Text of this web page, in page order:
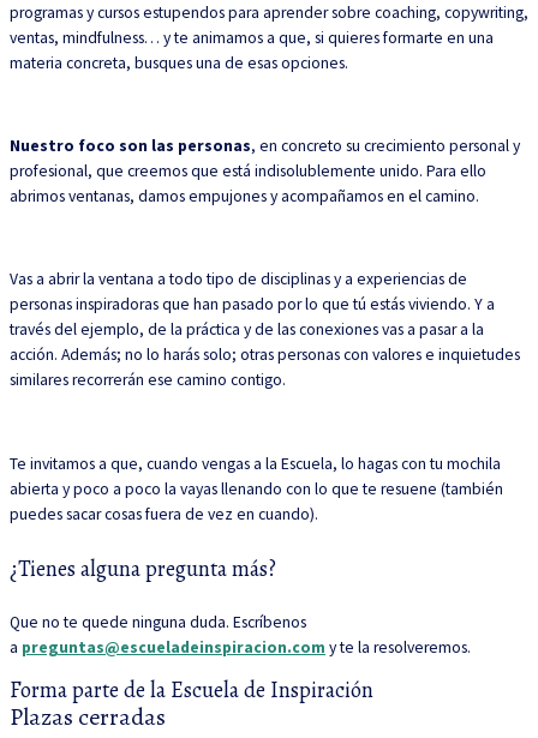
programas y cursos estupendos para aprender sobre coaching, copywriting,
ventas, mindfulness… y te animamos a que, si quieres formarte en una
materia concreta, busques una de esas opciones.
Nuestro foco son las personas, en concreto su crecimiento personal y
profesional, que creemos que está indisolublemente unido. Para ello
abrimos ventanas, damos empujones y acompañamos en el camino.
Vas a abrir la ventana a todo tipo de disciplinas y a experiencias de
personas inspiradoras que han pasado por lo que tú estás viviendo. Y a
través del ejemplo, de la práctica y de las conexiones vas a pasar a la
acción. Además; no lo harás solo; otras personas con valores e inquietudes
similares recorrerán ese camino contigo.
Te invitamos a que, cuando vengas a la Escuela, lo hagas con tu mochila
abierta y poco a poco la vayas llenando con lo que te resuene (también
puedes sacar cosas fuera de vez en cuando).
¿Tienes alguna pregunta más?
Que no te quede ninguna duda. Escríbenos
a preguntas@escueladeinspiracion.com y te la resolveremos.
Forma parte de la Escuela de Inspiración
Plazas cerradas